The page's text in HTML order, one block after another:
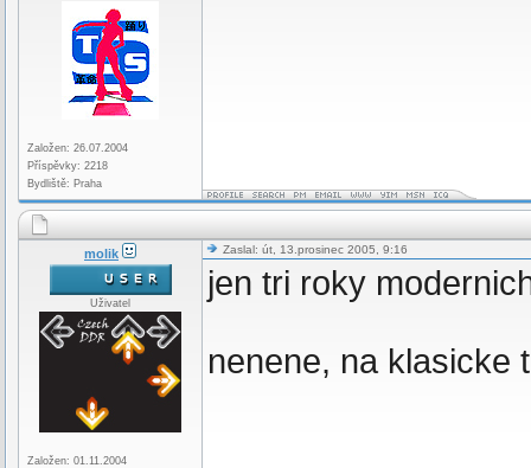
Založen: 26.07.2004
Příspěvky: 2218
Bydliště: Praha
molik
Uživatel
Založen: 01.11.2004
Zaslal: út, 13.prosinec 2005, 9:16
jen tri roky
nenene, na klasicke